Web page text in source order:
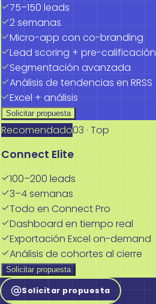
75–150 leads
2 semanas
Micro-app con co-branding
Lead scoring + pre-calificación
Segmentación avanzada
Análisis de tendencias en RRSS
Excel + análisis
Solicitar propuesta
Recomendado03 · Top
Connect Elite
100–200 leads
3–4 semanas
Todo en Connect Pro
Dashboard en tiempo real
Exportación Excel on-demand
Análisis de cohortes al cierre
Solicitar propuesta
Solicitar propuesta